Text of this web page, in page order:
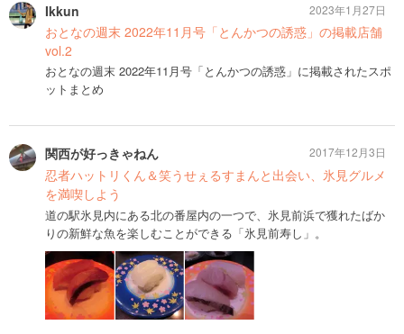
Ikkun
おとなの週末 2022年11月号「とんかつの誘惑」の掲載店舗
vol.2
おとなの週末 2022年11月号「とんかつの誘惑」に掲載されたスポ
ットまとめ
2023年1月27日
関西が好っきゃねん
忍者ハットリくん＆笑うせぇるすまんと出会い、氷見グルメ
を満喫しよう
道の駅氷見内にある北の番屋内の一つで、氷見前浜で獲れたばか
りの新鮮な魚を楽しむことができる「氷見前寿し」。
2017年12月3日